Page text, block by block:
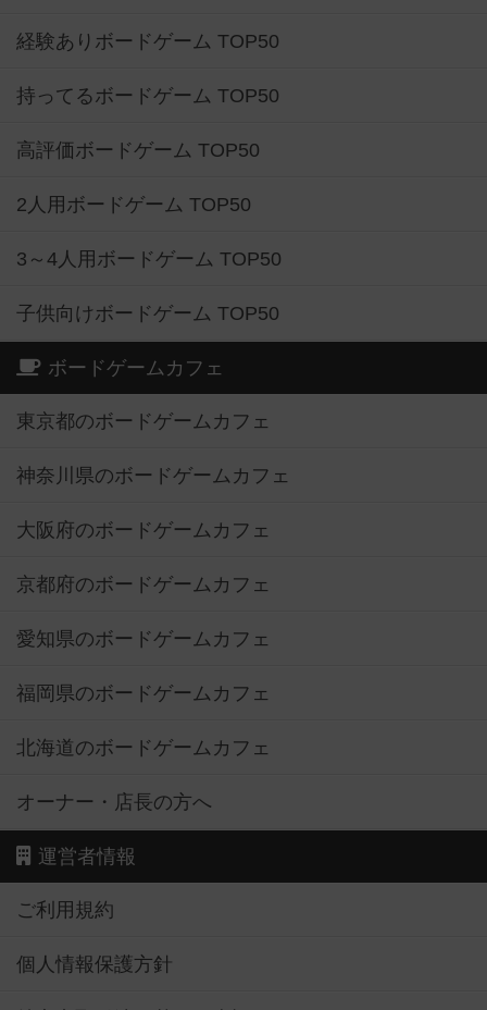
経験ありボードゲーム TOP50
持ってるボードゲーム TOP50
高評価ボードゲーム TOP50
2人用ボードゲーム TOP50
3～4人用ボードゲーム TOP50
子供向けボードゲーム TOP50
ボードゲームカフェ
東京都のボードゲームカフェ
神奈川県のボードゲームカフェ
大阪府のボードゲームカフェ
京都府のボードゲームカフェ
愛知県のボードゲームカフェ
福岡県のボードゲームカフェ
北海道のボードゲームカフェ
オーナー・店長の方へ
運営者情報
ご利用規約
個人情報保護方針